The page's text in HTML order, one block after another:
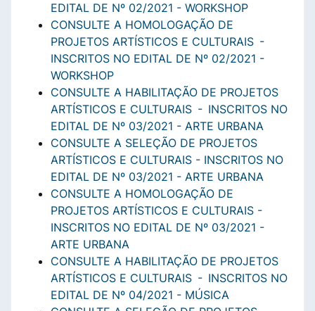
EDITAL DE Nº 02/2021 - WORKSHOP
CONSULTE A HOMOLOGAÇÃO DE
PROJETOS ARTÍSTICOS E CULTURAIS -
INSCRITOS NO EDITAL DE Nº 02/2021 -
WORKSHOP
CONSULTE A HABILITAÇÃO DE PROJETOS
ARTÍSTICOS E CULTURAIS - INSCRITOS NO
EDITAL DE Nº 03/2021 - ARTE URBANA
CONSULTE A SELEÇÃO DE PROJETOS
ARTÍSTICOS E CULTURAIS - INSCRITOS NO
EDITAL DE Nº 03/2021 - ARTE URBANA
CONSULTE A HOMOLOGAÇÃO DE
PROJETOS ARTÍSTICOS E CULTURAIS -
INSCRITOS NO EDITAL DE Nº 03/2021 -
ARTE URBANA
CONSULTE A HABILITAÇÃO DE PROJETOS
ARTÍSTICOS E CULTURAIS - INSCRITOS NO
EDITAL DE Nº 04/2021 - MÚSICA